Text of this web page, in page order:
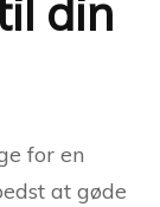
din
for en
at gøde